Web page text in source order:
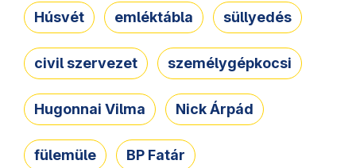
Húsvét emléktábla süllyedés
civil szervezet személygépkocsi
Hugonnai Vilma Nick Árpád
fülemüle BP Fatár